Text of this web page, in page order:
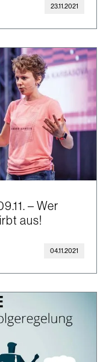
23.11.2021
– Wer
aus!
04.11.2021